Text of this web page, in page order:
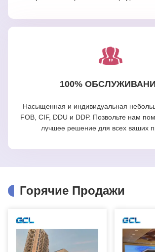
100%
Насыщенная и индивидуальная
FOB, CIF, DDU и DDP. Позвольте нам
лучшее решение для всех ваших
Горячие Продажи